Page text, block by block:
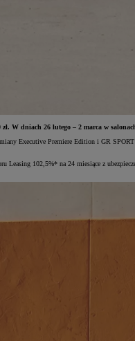
W dniach 26 lutego – 2 marca w
Executive Premiere Edition i GR
102,5%* na 24 miesiące z